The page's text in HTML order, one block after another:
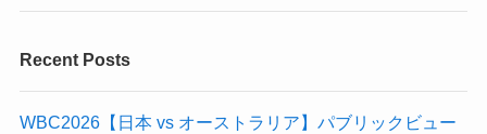
Recent Posts
WBC2026【日本 vs オーストラリア】パブリックビュー